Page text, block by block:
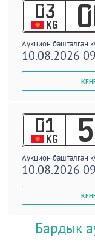
03
KG
Аукцион башталган
10.08.2026
01
KG
Аукцион башталган
10.08.2026
Бардык